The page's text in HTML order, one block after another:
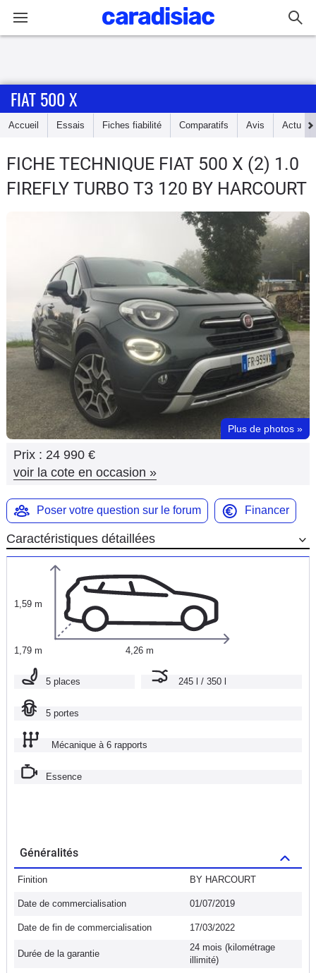
Accueil
Essais
Utilitaires
Flottes
Auto
Services
Forum
Moto
Marques
FIAT 500 X
Accueil Essais Fiches fiabilité Comparatifs Avis Actu
FICHE TECHNIQUE FIAT 500 X (2) 1.0
FIREFLY TURBO T3 120 BY HARCOURT
Plus de photos »
Prix : 24 990 €
voir la cote en occasion »
Poser votre question sur le forum Financer
Caractéristiques détaillées
1,59 m
1,79 m 4,26 m
5 places 245 l / 350 l
5 portes
Mécanique à 6 rapports
Essence
Généralités
Finition BY HARCOURT
Date de commercialisation 01/07/2019
Date de fin de commercialisation 17/03/2022
Durée de la garantie
24 mois (kilométrage
illimité)